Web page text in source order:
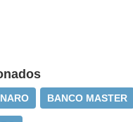
BANCO MASTER